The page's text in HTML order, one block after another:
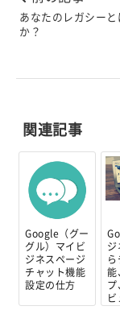
あなたのレガシーと
か？
関連記事
Google（グー
グル）マイビ
ジネスページ
チャット機能
設定の仕方
能
プ